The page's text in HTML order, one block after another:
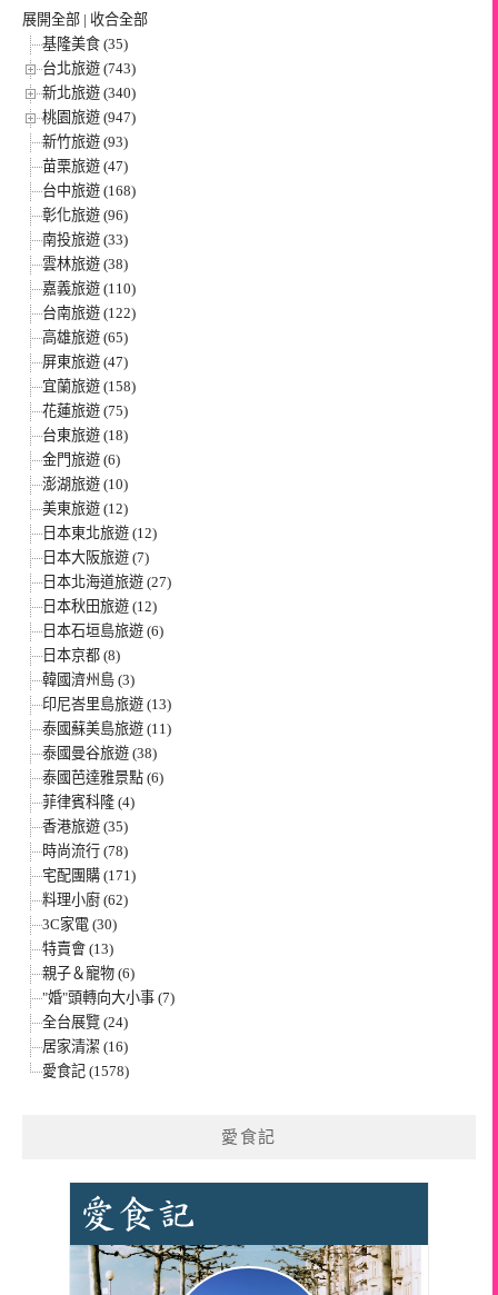
展開全部 | 收合全部
基隆美食 (35)
台北旅遊 (743)
新北旅遊 (340)
桃園旅遊 (947)
新竹旅遊 (93)
苗栗旅遊 (47)
台中旅遊 (168)
彰化旅遊 (96)
南投旅遊 (33)
雲林旅遊 (38)
嘉義旅遊 (110)
台南旅遊 (122)
高雄旅遊 (65)
屏東旅遊 (47)
宜蘭旅遊 (158)
花蓮旅遊 (75)
台東旅遊 (18)
金門旅遊 (6)
澎湖旅遊 (10)
美東旅遊 (12)
日本東北旅遊 (12)
日本大阪旅遊 (7)
日本北海道旅遊 (27)
日本秋田旅遊 (12)
日本石垣島旅遊 (6)
日本京都 (8)
韓國濟州島 (3)
印尼峇里島旅遊 (13)
泰國蘇美島旅遊 (11)
泰國曼谷旅遊 (38)
泰國芭達雅景點 (6)
菲律賓科隆 (4)
香港旅遊 (35)
時尚流行 (78)
宅配團購 (171)
料理小廚 (62)
3C家電 (30)
特賣會 (13)
親子＆寵物 (6)
"婚"頭轉向大小事 (7)
全台展覽 (24)
居家清潔 (16)
愛食記 (1578)
愛食記